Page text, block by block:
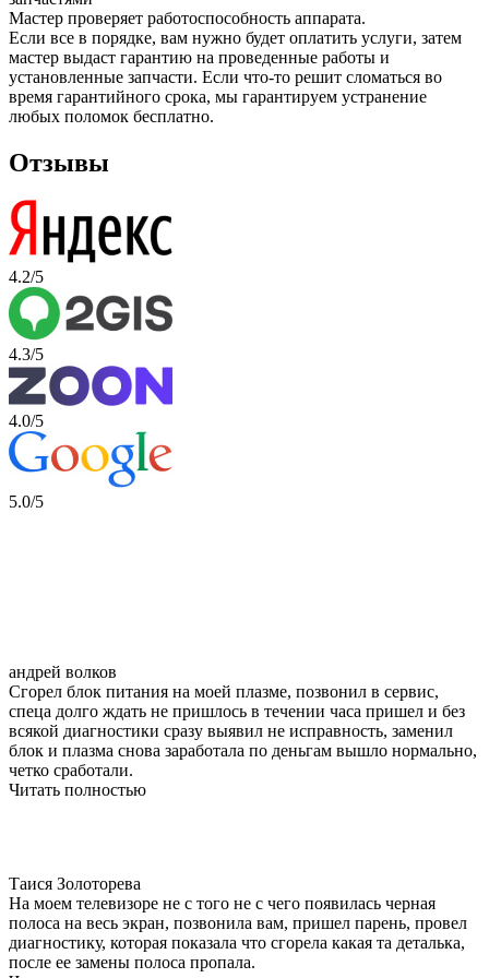
Мастер проверяет работоспособность аппарата.
Если все в порядке, вам нужно будет оплатить услуги, затем
мастер выдаст гарантию на проведенные работы и
установленные запчасти. Если что-то решит сломаться во
время гарантийного срока, мы гарантируем устранение
любых поломок бесплатно.
Отзывы
4.2/5
4.3/5
4.0/5
5.0/5
андрей волков
Сгорел блок питания на моей плазме, позвонил в сервис,
спеца долго ждать не пришлось в течении часа пришел и без
всякой диагностики сразу выявил не исправность, заменил
блок и плазма снова заработала по деньгам вышло нормально,
четко сработали.
Читать полностью
Таися Золоторева
На моем телевизоре не с того не с чего появилась черная
полоса на весь экран, позвонила вам, пришел парень, провел
диагностику, которая показала что сгорела какая та деталька,
после ее замены полоса пропала.